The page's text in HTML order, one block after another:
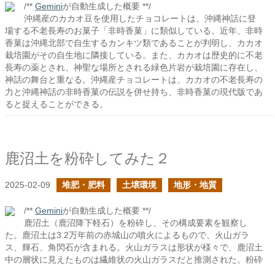
/** Geminiが自動生成した概要 **/
沖縄産のカカオ豆を使用したチョコレートは、沖縄神話に登
場する不老長寿のお菓子「非時香菓」に類似している。近年、非時
香菓は沖縄北部で自生するカンキツ類であることが判明し、カカオ
栽培園がその自生地に隣接している。また、カカオは歴史的に不老
長寿の薬とされ、神聖な場所とされる緑色片岩が栽培園に存在し、
神話の舞台と重なる。沖縄産チョコレートは、カカオの不老長寿の
力と沖縄神話の非時香菓の伝説を併せ持ち、非時香菓の現代版であ
ると捉えることができる。
鹿沼土を粉砕してみた２
2025-02-09 堆肥・肥料 土壌環境 地形・地質
/** Geminiが自動生成した概要 **/
鹿沼土（鹿沼降下軽石）を粉砕し、その構成要素を観察し
た。鹿沼土は3.2万年前の赤城山の噴火によるもので、火山ガラ
ス、輝石、角閃石が含まれる。火山ガラスは形状が様々で、鹿沼土
中の層状に見えたものは繊維状の火山ガラスだと推測された。粉砕